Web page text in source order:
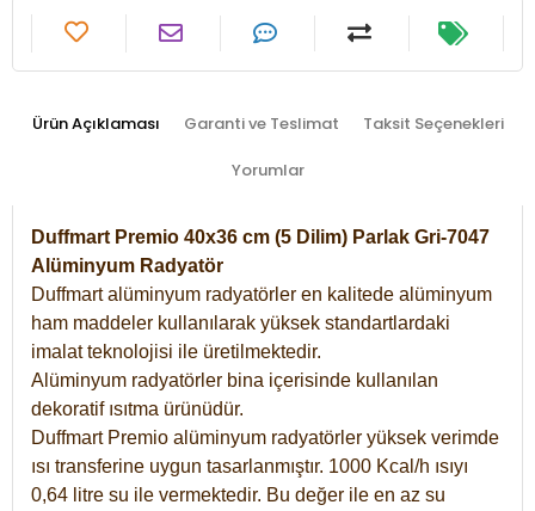
Ürün Açıklaması Garanti ve Teslimat Taksit Seçenekleri
Yorumlar
Duffmart Premio 40x36 cm (5 Dilim) Parlak Gri-7047
Alüminyum Radyatör
Duffmart alüminyum radyatörler en kalitede alüminyum
ham maddeler kullanılarak yüksek standartlardaki
imalat teknolojisi ile üretilmektedir.
Alüminyum radyatörler bina içerisinde kullanılan
dekoratif ısıtma ürünüdür.
Duffmart Premio alüminyum radyatörler yüksek verimde
ısı transferine uygun tasarlanmıştır. 1000 Kcal/h ısıyı
0,64 litre su ile vermektedir. Bu değer ile en az su